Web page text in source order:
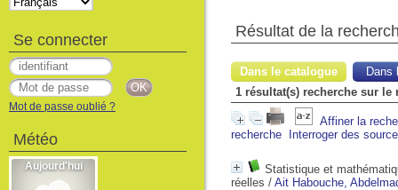
Résultat de la
Dans le catalogue
Dans
1 résultat(s) recherche sur
Affiner la
recherche
Interroger des
Statistique et
réelles / Ait Habouche,
Se connecter
Mot de passe oublié ?
Météo